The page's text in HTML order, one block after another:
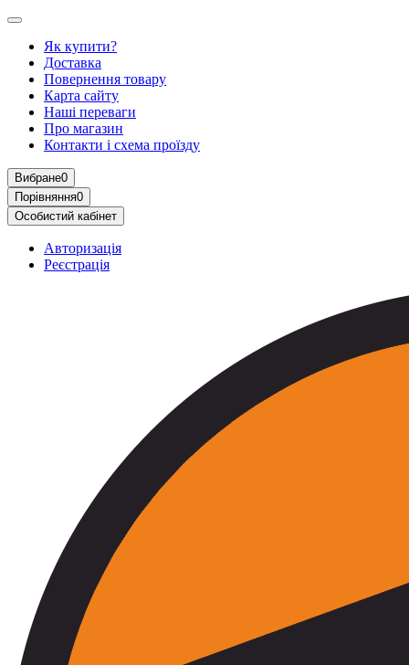
Як купити?
Доставка
Повернення товару
Карта сайту
Наші переваги
Про магазин
Контакти і схема проїзду
Вибране0
Порівняння0
Особистий кабінет
Авторизація
Реєстрація